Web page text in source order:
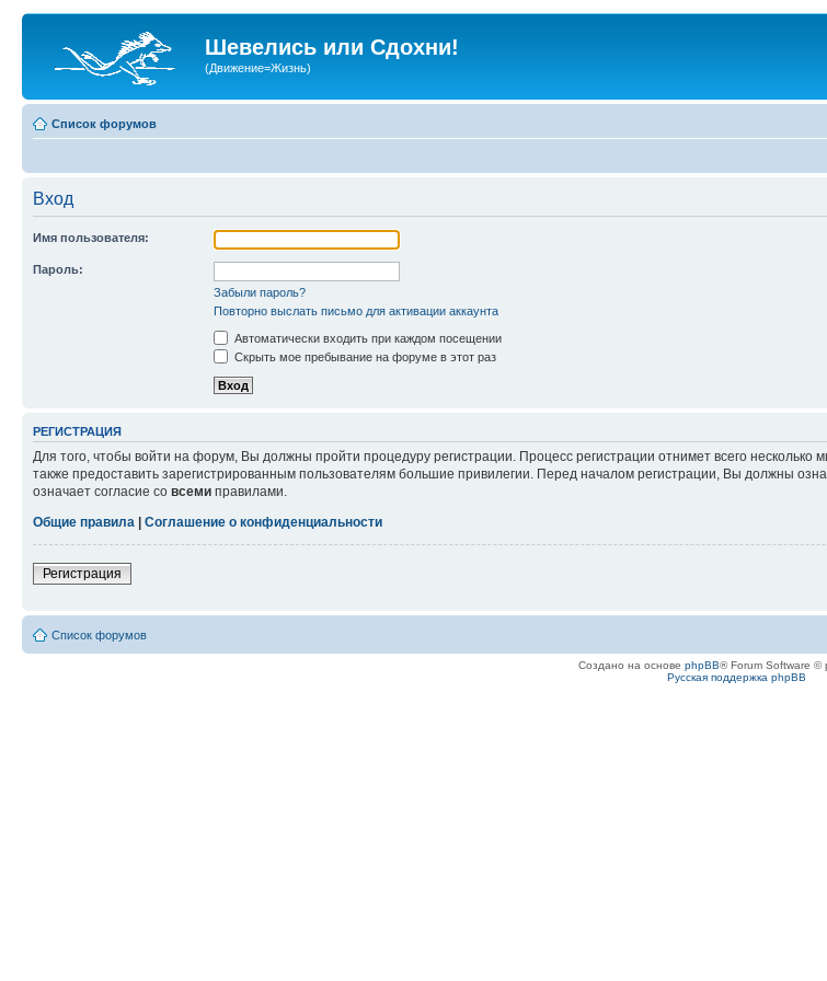
Шевелись или Сдохни!
(Движение=Жизнь)
Список форумов
Вход
Имя пользователя:
Пароль:
Забыли пароль?
Повторно выслать письмо для активации аккаунта
Автоматически входить при каждом посещении
Скрыть мое пребывание на форуме в этот раз
РЕГИСТРАЦИЯ
Для того, чтобы войти на форум, Вы должны пройти процедуру регистрации. Процесс регистрации отнимет всего
также предоставить зарегистрированным пользователям большие привилегии. Перед началом регистрации, Вы должны
означает согласие со всеми правилами.
Общие правила
Соглашение о конфиденциальности
Регистрация
Список форумов
Создано на основе phpBB® Forum Software ©
Русская поддержка phpBB